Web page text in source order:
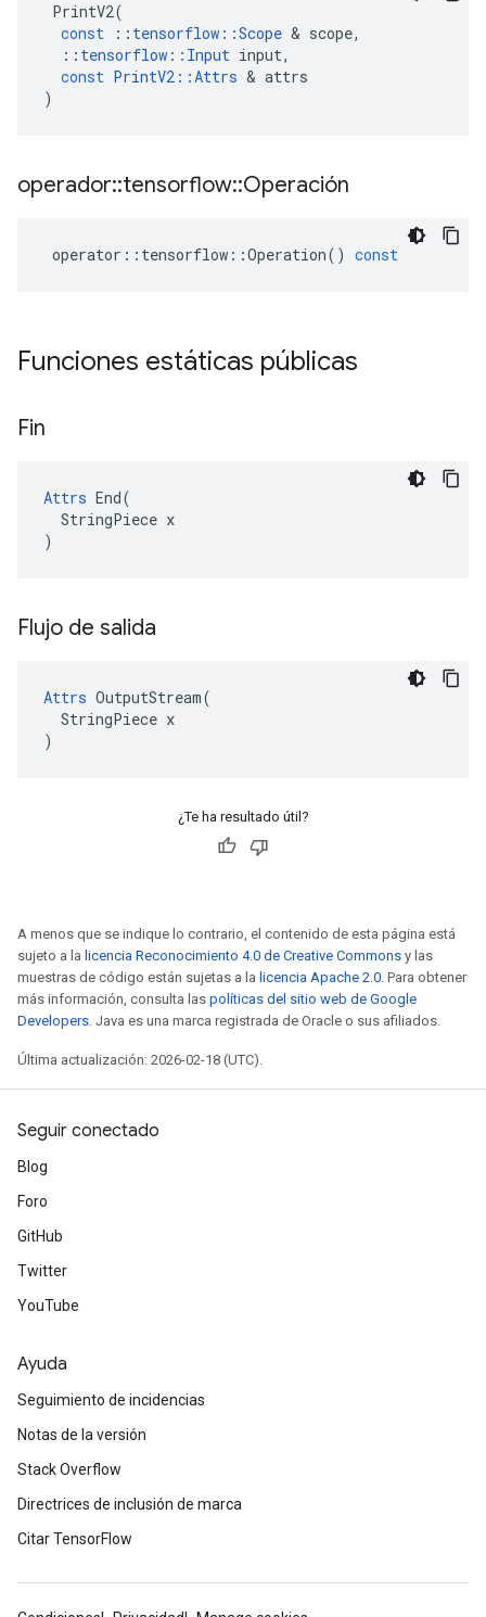
PrintV2(
const
:: tensorflow ::Scope & scope,
:: tensorflow :: Input input,
const PrintV2 ::Attrs & attrs
)
operador::tensorflow::Operación
operator :: tensorflow ::Operation() const
Funciones estáticas públicas
Fin
Attrs End(
  StringPiece x
)
Flujo de salida
Attrs OutputStream(
  StringPiece x
)
¿Te ha resultado útil?
A menos que se indique lo contrario, el contenido de esta página está
sujeto a la licencia Reconocimiento 4.0 de Creative Commons y las
muestras de código están sujetas a la licencia Apache 2.0. Para obtener
más información, consulta las políticas del sitio web de Google
Developers. Java es una marca registrada de Oracle o sus afiliados.
Última actualización: 2026-02-18 (UTC).
Seguir conectado
Blog
Foro
GitHub
Twitter
YouTube
Ayuda
Seguimiento de incidencias
Notas de la versión
Stack Overflow
Directrices de inclusión de marca
Citar TensorFlow